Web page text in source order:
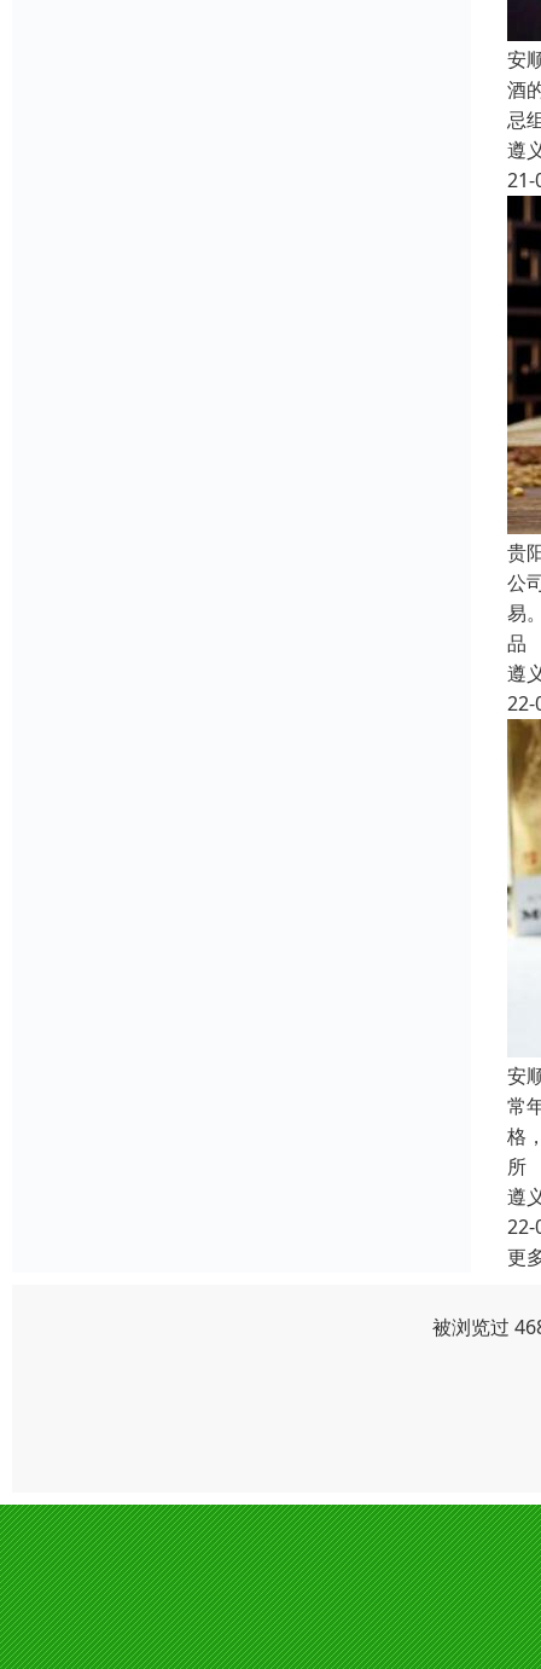
安
酒
忌
遵
21-
贵
公
易
品
遵
22-
安
常
格
所
遵
22-
更
被浏览过